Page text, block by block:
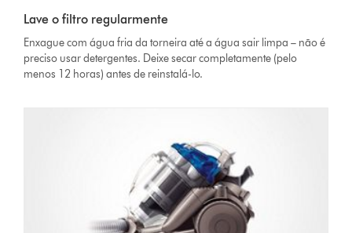
Lave o filtro regularmente
Enxague com água fria da torneira até a água sair limpa – não é
preciso usar detergentes. Deixe secar completamente (pelo
menos 12 horas) antes de reinstalá-lo.